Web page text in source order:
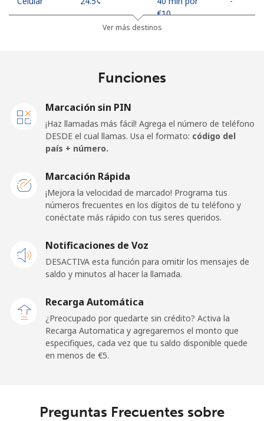
⁦€10⁩
⁦20.9¢⁩
47 min por
Celular
⁦€10⁩
Línea fija ⁦1.5¢⁩
665 min por
⁦€10⁩
Premium ⁦38.5¢⁩
25 min por
United States
All country ⁦1.5¢⁩
665 min por
-
Ver más destinos
Funciones
Marcación sin PIN
¡Haz llamadas más fácil! Agrega el número de teléfono
DESDE el cual llamas. Usa el formato: código del
país + número.
Marcación Rápida
¡Mejora la velocidad de marcado! Programa tus
números frecuentes en los dígitos de tu teléfono y
conéctate más rápido con tus seres queridos.
Notificaciones de Voz
DESACTIVA esta función para omitir los mensajes de
saldo y minutos al hacer la llamada.
Recarga Automática
¿Preocupado por quedarte sin crédito? Activa la
Recarga Automatica y agregaremos el monto que
especifiques, cada vez que tu saldo disponible quede
en menos de ⁦€5⁩.
Preguntas Frecuentes sobre